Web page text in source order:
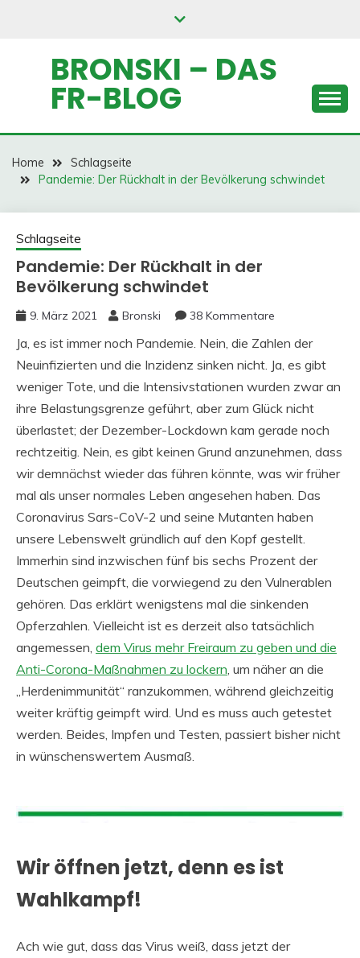
BRONSKI – DAS
FR-BLOG
Home
Schlagseite
Pandemie: Der Rückhalt in der Bevölkerung schwindet
Schlagseite
Pandemie: Der Rückhalt in der
Bevölkerung schwindet
9. März 2021 Bronski 38 Kommentare
Ja, es ist immer noch Pandemie. Nein, die Zahlen der
Neuinfizierten und die Inzidenz sinken nicht. Ja, es gibt
weniger Tote, und die Intensivstationen wurden zwar an
ihre Belastungsgrenze geführt, aber zum Glück nicht
überlastet; der Dezember-Lockdown kam gerade noch
rechtzeitig. Nein, es gibt keinen Grund anzunehmen, dass
wir demnächst wieder das führen könnte, was wir früher
mal als unser normales Leben angesehen haben. Das
Coronavirus Sars-CoV-2 und seine Mutanten haben
unsere Lebenswelt gründlich auf den Kopf gestellt.
Immerhin sind inzwischen fünf bis sechs Prozent der
Deutschen geimpft, die vorwiegend zu den Vulnerablen
gehören. Das erklärt wenigstens mal die sinkenden
Opferzahlen. Vielleicht ist es derzeit also tatsächlich
angemessen, dem Virus mehr Freiraum zu geben und die
Anti-Corona-Maßnahmen zu lockern, um näher an die
„Herdenimmunität“ ranzukommen, während gleichzeitig
weiter kräftig geimpft wird. Und es muss auch getestet
werden. Beides, Impfen und Testen, passiert bisher nicht
in wünschenswertem Ausmaß.
Wir öffnen jetzt, denn es ist
Wahlkampf!
Ach wie gut, dass das Virus weiß, dass jetzt der